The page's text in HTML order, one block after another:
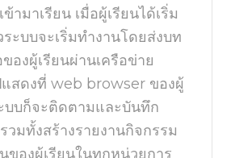
ข้ามาเรียน เมื่อผู้เรียนได้เริ่ม
ะบบจะเริ่มทำงานโดยส่งบท
องผู้เรียนผ่านเครือข่าย
สดงที่ web browser ของผู้
บบก็จะติดตามและบันทึก
รวมทั้งสร้างรายงานกิจกรรม
ของผู้เรียนในทุกหน่วยการ